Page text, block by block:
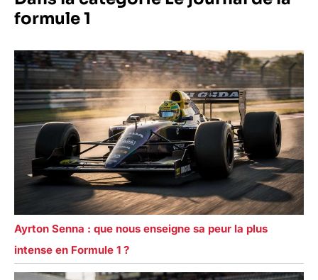
formule 1
Ayrton Senna : que nous enseigne sa peur la plus
intense en Formule 1 ?